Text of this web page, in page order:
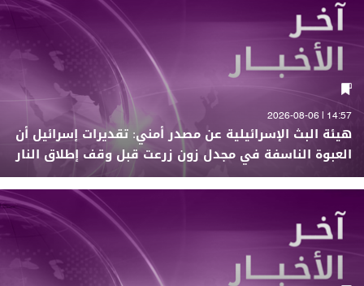
14:57 | 2026-08-06
هيئة البث الإسرائيلية عن مصدر أمني: تقديرات إسرائيل أن
العبوة الناسفة في مجدل زون زرعت قبل وقف إطلاق النار